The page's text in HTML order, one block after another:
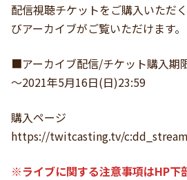
配信視聴チケットをご購入いただ
びアーカイブがご覧いただけます。
■アーカイブ配信/チケット購入期
～2021年5月16日(日)23:59
購入ページ
https://twitcasting.tv/
※ライブに関する注意事項はHP下